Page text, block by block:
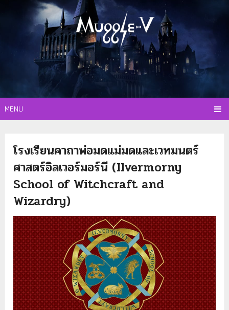
MENU
โรงเรียนคาถาพ่อมดแม่มดและเวทมนตร์
ศาสตร์อิลเวอร์มอร์นี (Ilvermorny
School of Witchcraft and
Wizardry)